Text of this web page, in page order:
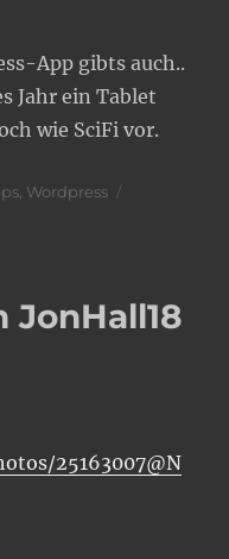
App gibts auch..
Jahr ein Tablet
wie SciFi vor.
Wordpress
JonHall18
25163007@N